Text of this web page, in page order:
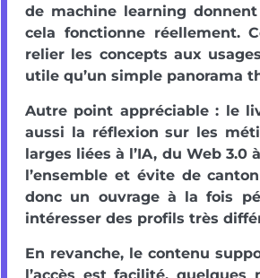
de machine learning
cela fonctionne réellement.
relier les concepts aux
utile qu’un simple panorama
Autre point appréciable : le
aussi la réflexion sur les
larges liées à l’IA, du Web
l’ensemble et évite de
donc un ouvrage à la fois
intéresser des profils très
En revanche, le contenu